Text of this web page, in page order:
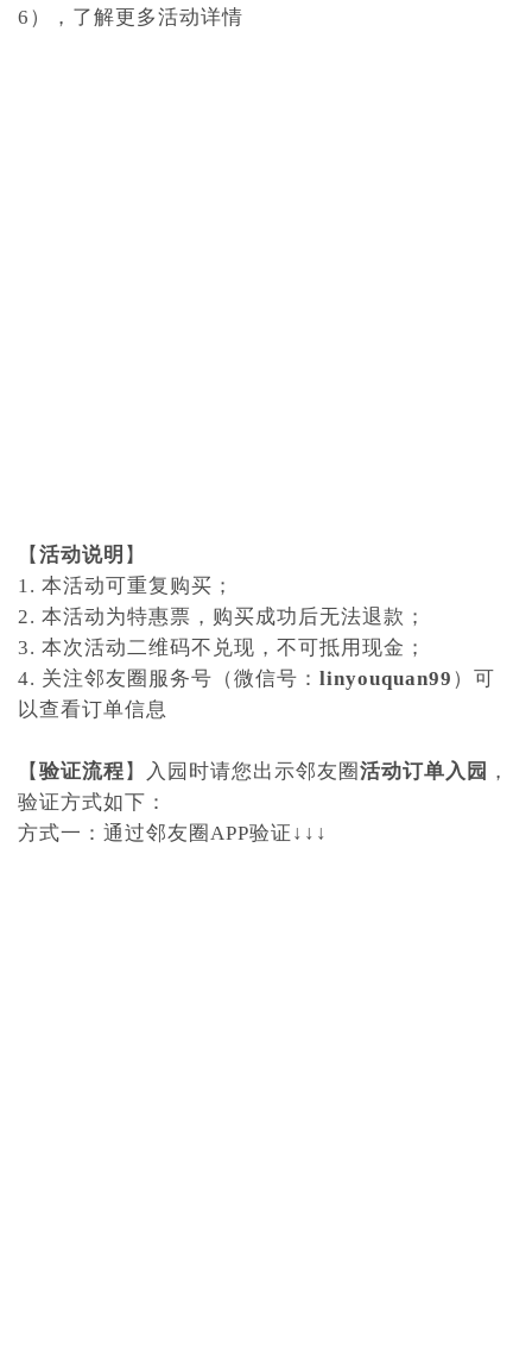
6），了解更多活动详情
【 活动说明 】
1. 本活动可重复购买；
2. 本活动为特惠票，购买成功后无法退款；
3. 本次活动二维码不兑现，不可抵用现金；
4. 关注邻友圈服务号（微信号： linyouquan99 ）可
以查看订单信息
【 验证流程 】入园时请您出示邻友圈 活动订单入园 ，
验证方式如下：
方式一：通过邻友圈APP验证↓↓↓